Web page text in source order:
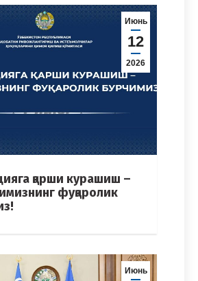
Июнь
12
2026
қарши курашиш –
фуқаролик
Июнь